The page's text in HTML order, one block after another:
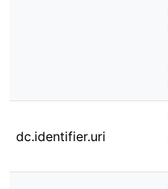
dc.identifier.uri